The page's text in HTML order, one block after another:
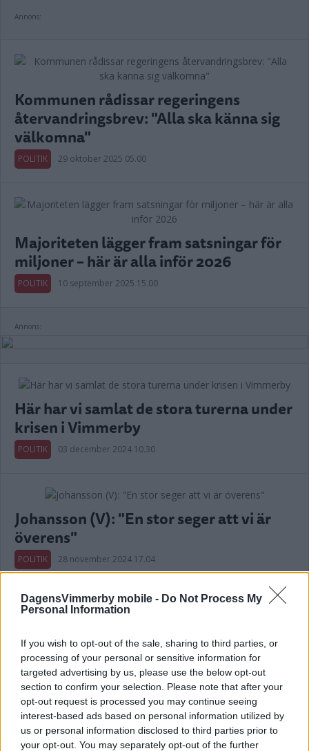
DagensVimmerby mobile - Do Not Process My
Personal Information
If you wish to opt-out of the sale, sharing to third parties, or
processing of your personal or sensitive information for
targeted advertising by us, please use the below opt-out
section to confirm your selection. Please note that after your
opt-out request is processed you may continue seeing
interest-based ads based on personal information utilized by
us or personal information disclosed to third parties prior to
your opt-out. You may separately opt-out of the further
Annons:
Kommunen rådissar regeringens
återvandringsbrev: "Alla ska känna sig
välkomna"
POLITIK 29 oktober 2025 05.00
Majoriteten lägger fram satsningar för
miljoner – här är alla inför 2026
POLITIK 10 september 2025 15.00
Annons:
Här har vi samlat de stora turerna under
krisen i Vimmerby
POLITIK 03 december 2024 10.30
Johansson (V): "En stor seger att vi är
överens"
POLITIK 28 november 2024 17.04
Annons:
Återförening efter intensiva
diskussioner: "Bästa valet just nu"
28 november 2024 16.15